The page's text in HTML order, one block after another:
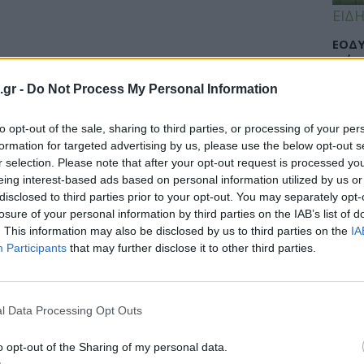
- Do Not Process My Personal Information
opt-out of the sale, sharing to third parties, or processing of your
for targeted advertising by us, please use the below opt-out
selection. Please note that after your opt-out request is processed
interest-based ads based on personal information utilized by us
to third parties prior to your opt-out. You may separately
of your personal information by third parties on the IAB’s list of
This information may also be disclosed by us to third parties on the
Participants that may further disclose it to other third parties.
Data Processing Opt Outs
opt-out of the Sharing of my personal data.
Θραύση κάνει ουσία με 2
έχουν να παλέψουν με το
τους οδηγεί όλο...
5